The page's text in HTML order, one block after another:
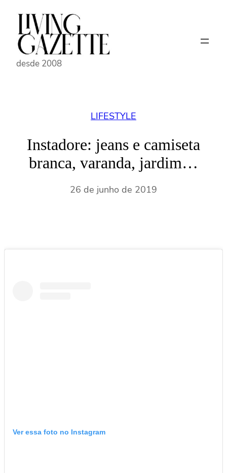
Pular
conteúdo
desde 2008
LIFESTYLE
Instadore: jeans e camiseta
branca, varanda, jardim…
26 de junho de 2019
Ver essa foto no Instagram